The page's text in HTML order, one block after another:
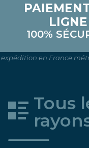
LIGNE
100%
en France
Tous